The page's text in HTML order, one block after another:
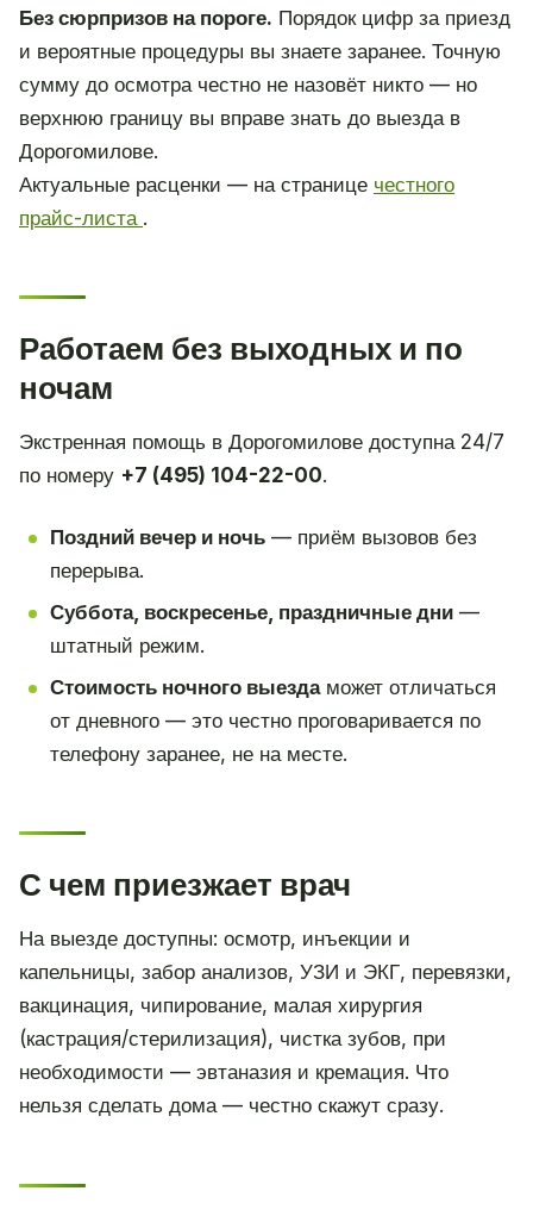
Без сюрпризов на пороге. Порядок цифр за приезд
и вероятные процедуры вы знаете заранее. Точную
сумму до осмотра честно не назовёт никто — но
верхнюю границу вы вправе знать до выезда в
Дорогомилове.
Актуальные расценки — на странице честного
прайс-листа .
Работаем без выходных и по
ночам
Экстренная помощь в Дорогомилове доступна 24/7
по номеру +7 (495) 104-22-00.
Поздний вечер и ночь— приём вызовов без
перерыва.
Суббота, воскресенье, праздничные дни—
штатный режим.
Стоимость ночного выездаможет отличаться
от дневного — это честно проговаривается по
телефону заранее, не на месте.
С чем приезжает врач
На выезде доступны: осмотр, инъекции и
капельницы, забор анализов, УЗИ и ЭКГ, перевязки,
вакцинация, чипирование, малая хирургия
(кастрация/стерилизация), чистка зубов, при
необходимости — эвтаназия и кремация. Что
нельзя сделать дома — честно скажут сразу.